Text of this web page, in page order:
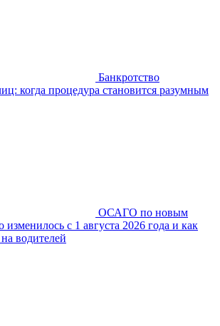
Банкротство
когда процедура становится разумным
ОСАГО по новым
изменилось с 1 августа 2026 года и как
водителей